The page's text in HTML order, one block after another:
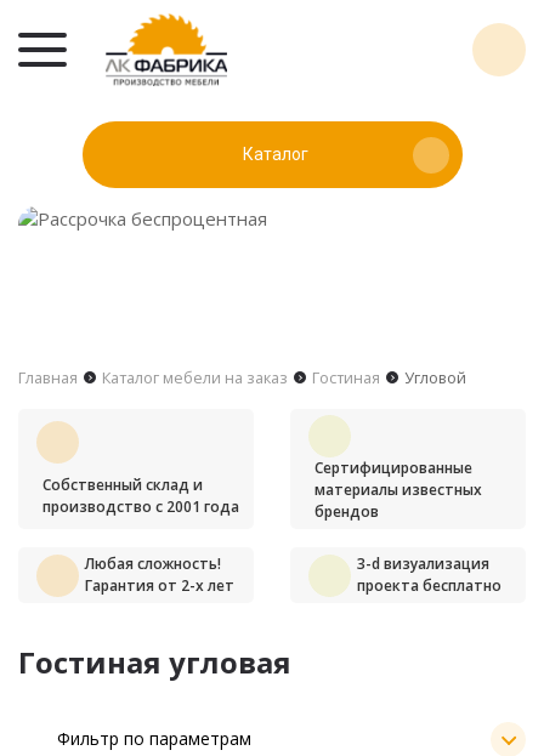
Каталог
Главная Каталог мебели на заказ Гостиная Угловой
Собственный склад и
производство с 2001 года
Сертифицированные
материалы известных
брендов
Любая сложность!
Гарантия от 2-х лет
3-d визуализация
проекта бесплатно
Гостиная угловая
Фильтр по параметрам